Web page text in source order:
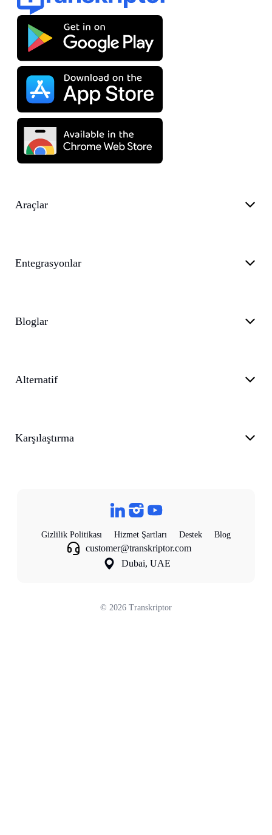
Araçlar
Entegrasyonlar
Bloglar
Alternatif
Karşılaştırma
Gizlilik Politikası Hizmet Şartları Destek Blog
customer@transkriptor.com
Dubai, UAE
© 2026 Transkriptor